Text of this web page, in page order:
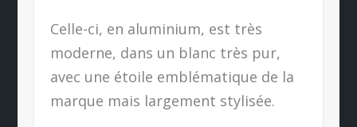
Celle-ci, en aluminium, est très
moderne, dans un blanc très pur,
avec une étoile emblématique de la
marque mais largement stylisée.